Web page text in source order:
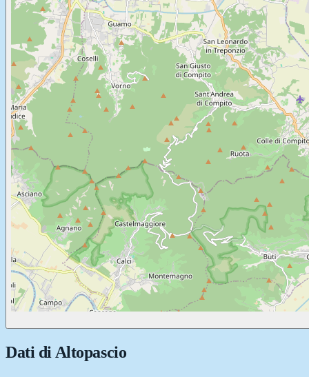
Dati di Altopascio